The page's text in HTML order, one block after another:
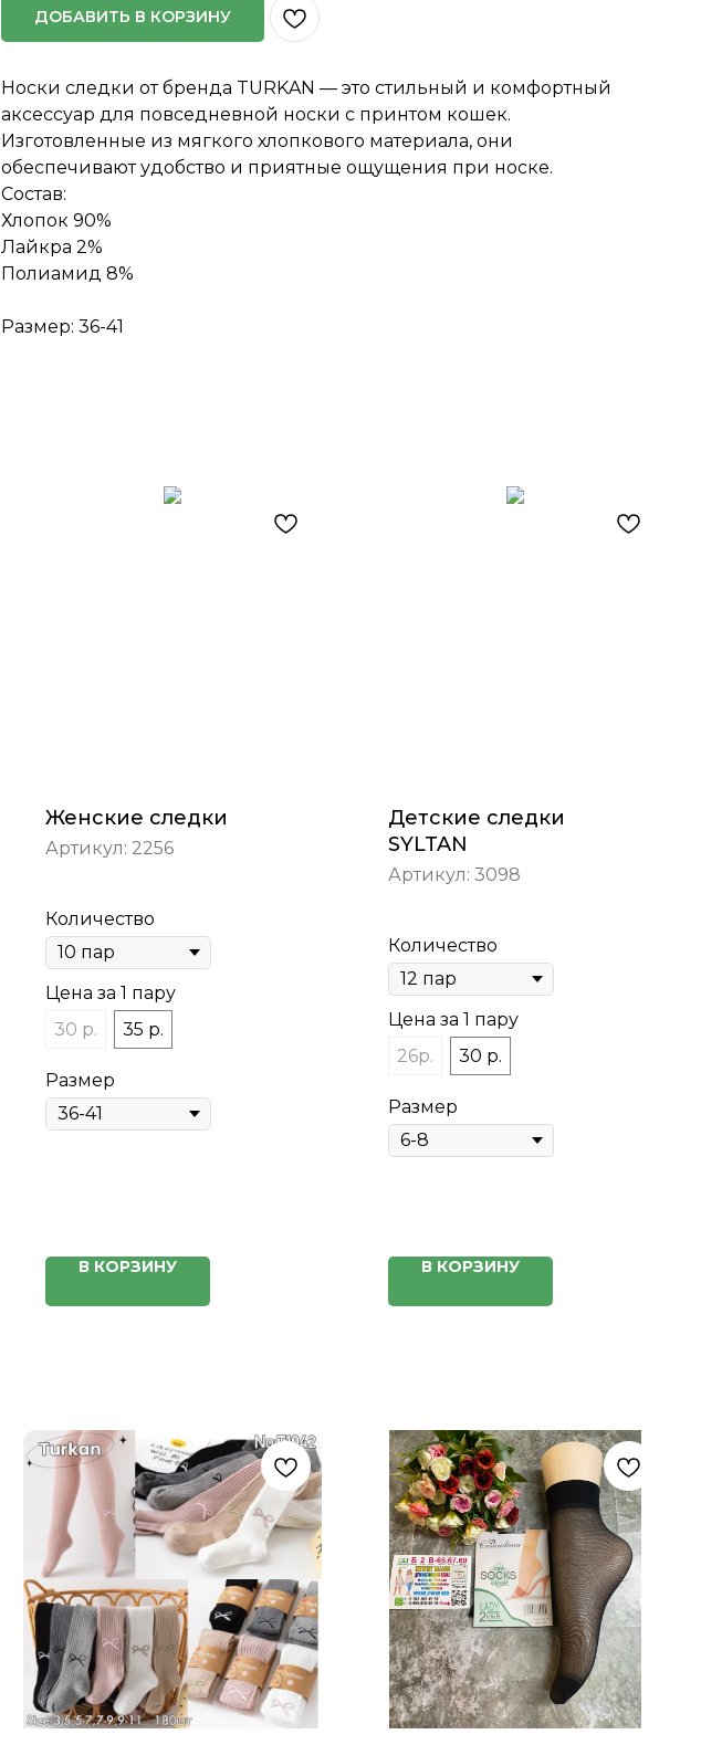
ДОБАВИТЬ В КОРЗИНУ
Носки следки от бренда TURKAN — это стильный и комфортный
аксессуар для повседневной носки с принтом кошек.
Изготовленные из мягкого хлопкового материала, они
обеспечивают удобство и приятные ощущения при носке.
Состав:
Хлопок 90%
Лайкра 2%
Полиамид 8%
Размер: 36-41
Женские следки
Артикул: 2256
Количество
Цена за 1 пару
30 р.
35 р.
Размер
В КОРЗИНУ
Детские следки
SYLTAN
Артикул: 3098
Количество
Цена за 1 пару
26р.
30 р.
Размер
В КОРЗИНУ